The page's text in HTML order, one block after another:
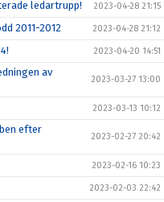
ledartrupp! 2023-04-28 21:15
2011-2012 2023-04-28 21:12
2023-04-20 14:51
av
2023-03-27 13:00
2023-03-13 10:12
efter
2023-02-27 20:42
2023-02-16 10:23
2023-02-03 22:42